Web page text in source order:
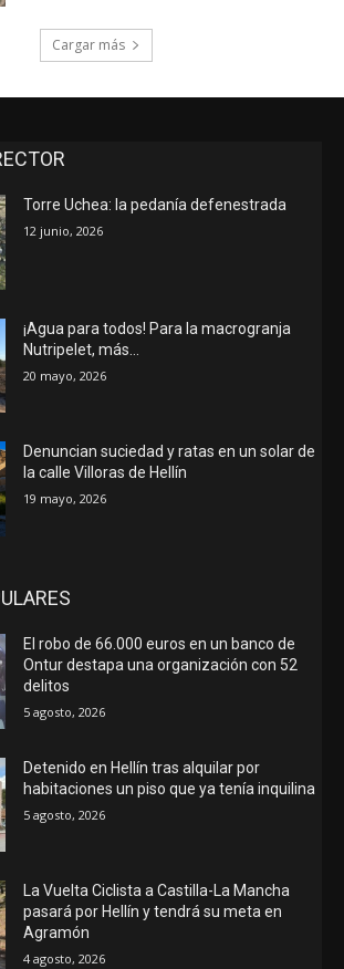
Cargar más
Torre Uchea: la pedanía defenestrada
12 junio, 2026
¡Agua para todos! Para la macrogranja
Nutripelet, más…
20 mayo, 2026
Denuncian suciedad y ratas en un solar de
la calle Villoras de Hellín
19 mayo, 2026
El robo de 66.000 euros en un banco de
Ontur destapa una organización con 52
delitos
5 agosto, 2026
Detenido en Hellín tras alquilar por
habitaciones un piso que ya tenía inquilina
5 agosto, 2026
La Vuelta Ciclista a Castilla-La Mancha
pasará por Hellín y tendrá su meta en
Agramón
4 agosto, 2026